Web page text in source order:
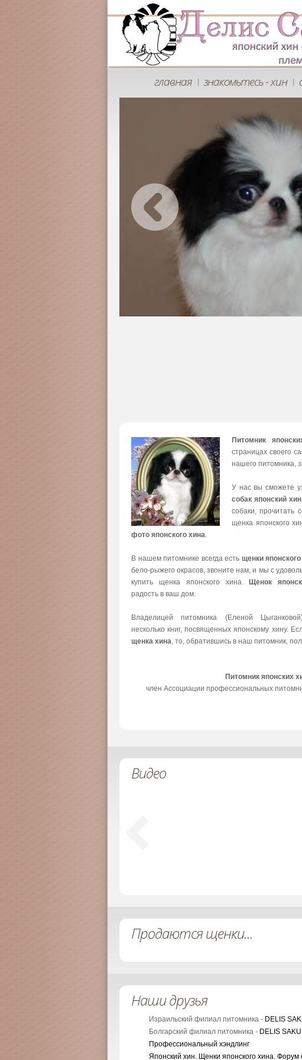
главная | знакомьтесь - хин |
Питомник
страницах своего
нашего питомника,
У нас вы сможете
собак японский хин
собаки, прочитать
щенка японского
фото японского хина.
В нашем питомнике всегда есть щенки
бело-рыжего окрасов, звоните нам, и мы с
купить щенка японского хина.
Щенок
радость в ваш дом.
Владелицей питомника (Еленой
несколько книг, посвященных японскому хину.
щенка хина, то, обратившись в наш питомник,
Питомник японских
член Ассоциации профессиональных
Видео
Продаются щенки...
Наши друзья
Израильский филиал питомника - DELIS
Болгарский филиал питомника - DELIS
Профессиональный хэндлинг
Японский хин. Щенки японского хина. Форум